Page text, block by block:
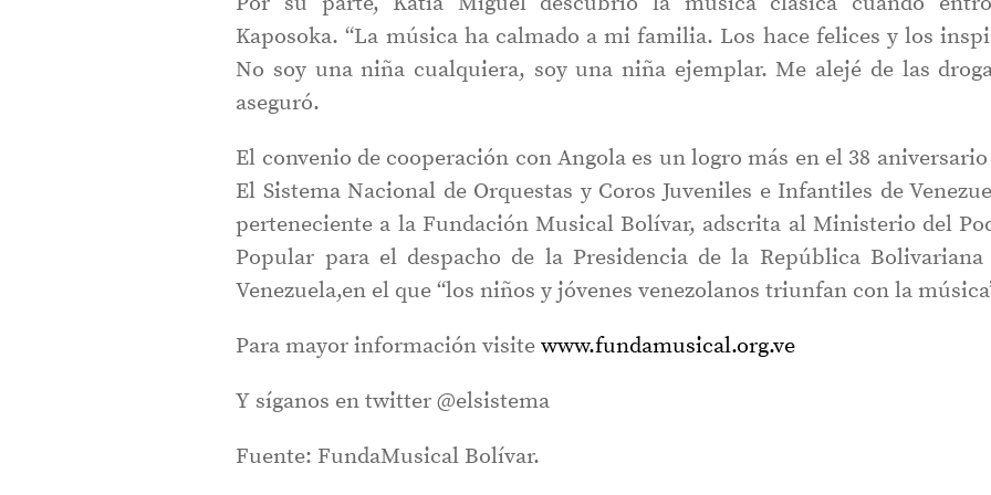
Kaposoka. “La música ha calmado a mi familia. Los hace felices y los
No soy una niña cualquiera, soy una niña ejemplar. Me alejé de las
aseguró.
El convenio de cooperación con Angola es un logro más en el 38 aniversario
El Sistema Nacional de Orquestas y Coros Juveniles e Infantiles de
perteneciente a la Fundación Musical Bolívar, adscrita al Ministerio del
Popular para el despacho de la Presidencia de la República Bolivariana
Venezuela,en el que “los niños y jóvenes venezolanos triunfan con la
Para mayor información visitewww.fundamusical.org.ve
Y síganos en twitter @elsistema
Fuente: FundaMusical Bolívar.